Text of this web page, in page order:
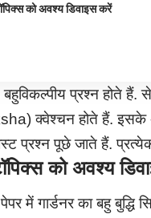
को अवश्य डिवाइस करें
प्रश्न होते
क्वेश्चन होते हैं. इसके
प्रश्न पूछे जाते हैं.
को अवश्य
में गार्डनर का बहु बुद्धि